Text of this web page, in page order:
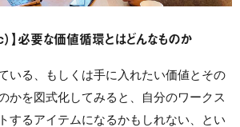
】必要な価値循環とはどんなものか
いる、もしくは手に入れたい価値とその
かを図式化してみると、自分のワークス
するアイテムになるかもしれない、とい